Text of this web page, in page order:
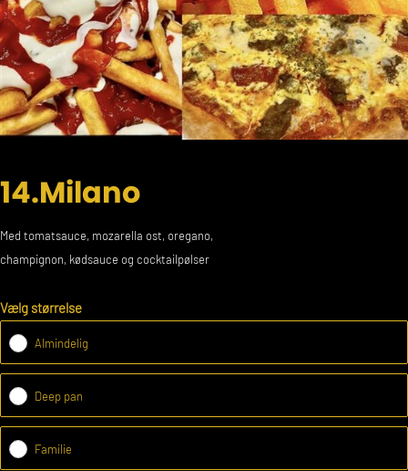
14.Milano
Med tomatsauce, mozarella ost, oregano,
champignon, kødsauce og cocktailpølser
Vælg størrelse
Almindelig
Deep pan
Familie